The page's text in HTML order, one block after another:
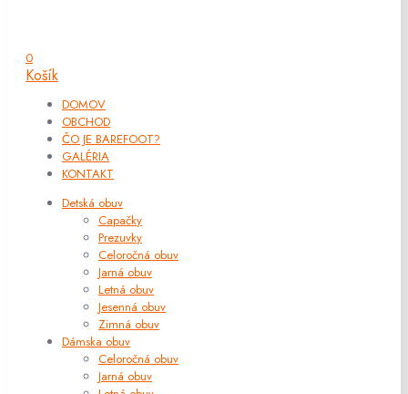
0
Košík
DOMOV
OBCHOD
ČO JE BAREFOOT?
GALÉRIA
KONTAKT
Detská obuv
Capačky
Prezuvky
Celoročná obuv
Jarná obuv
Letná obuv
Jesenná obuv
Zimná obuv
Dámska obuv
Celoročná obuv
Jarná obuv